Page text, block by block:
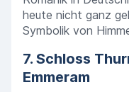
heute nicht ganz
Symbolik von
7. Schloss
Emmeram